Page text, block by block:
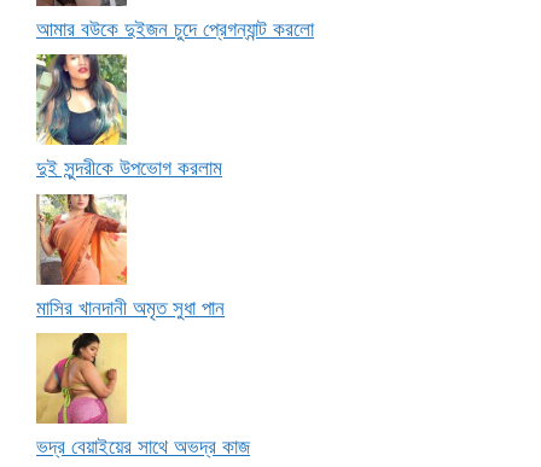
আমার বউকে দুইজন চুদে প্রেগন্যান্ট করলো
দুই সুন্দরীকে উপভোগ করলাম
মাসির খানদানী অমৃত সুধা পান
ভদ্র বেয়াইয়ের সাথে অভদ্র কাজ